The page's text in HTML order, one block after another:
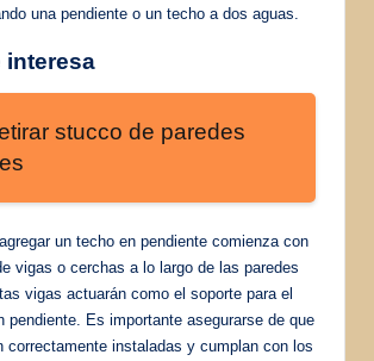
una pendiente o un techo a dos aguas.
interesa
stucco de paredes
un techo en pendiente comienza con
vigas o cerchas a lo largo de las paredes
vigas actuarán como el soporte para el
pendiente. Es importante asegurarse de que
correctamente instaladas y cumplan con los